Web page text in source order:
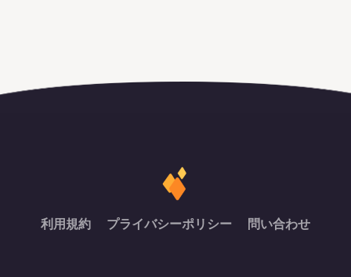
利用規約 プライバシーポリシー 問い合わせ